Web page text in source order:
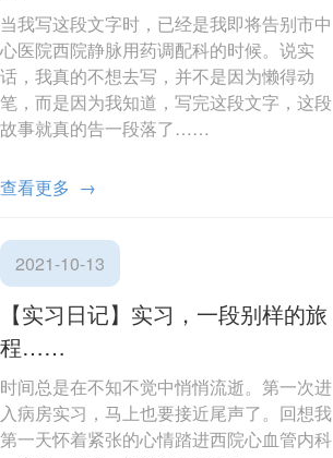
当我写这段文字时，已经是我即将告别市中
心医院西院静脉用药调配科的时候。说实
话，我真的不想去写，并不是因为懒得动
笔，而是因为我知道，写完这段文字，这段
故事就真的告一段落了……
查看更多 →
2021-10-13
【实习日记】实习，一段别样的旅
程……
时间总是在不知不觉中悄悄流逝。第一次进
入病房实习，马上也要接近尾声了。回想我
第一天怀着紧张的心情踏进西院心血管内科